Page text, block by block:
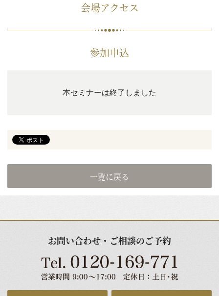
会場アクセス
参加申込
本セミナーは終了しました
一覧に戻る
お問い合わせ・ご相談のご予約